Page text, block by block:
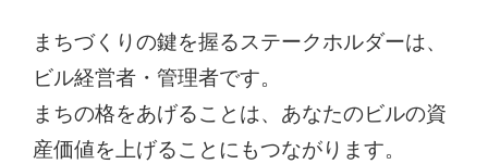
まちづくりの鍵を握るステークホルダーは、
ビル経営者・管理者です。
まちの格をあげることは、あなたのビルの資
産価値を上げることにもつながります。